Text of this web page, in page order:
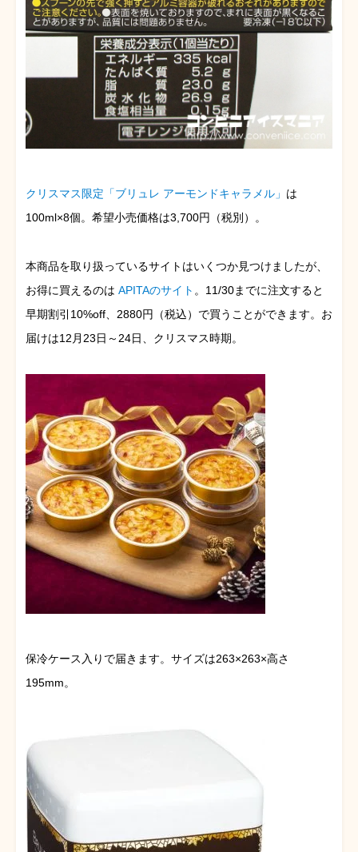
クリスマス限定「ブリュレ アーモンドキャラメル」 は
100ml×8個。希望小売価格は3,700円（税別）。
本商品を取り扱っているサイトはいくつか見つけましたが、
お得に買えるのは APITAのサイト 。11/30までに注文すると
早期割引10%off、2880円（税込）で買うことができます。お
届けは12月23日～24日、クリスマス時期。
保冷ケース入りで届きます。サイズは263×263×高さ
195mm。